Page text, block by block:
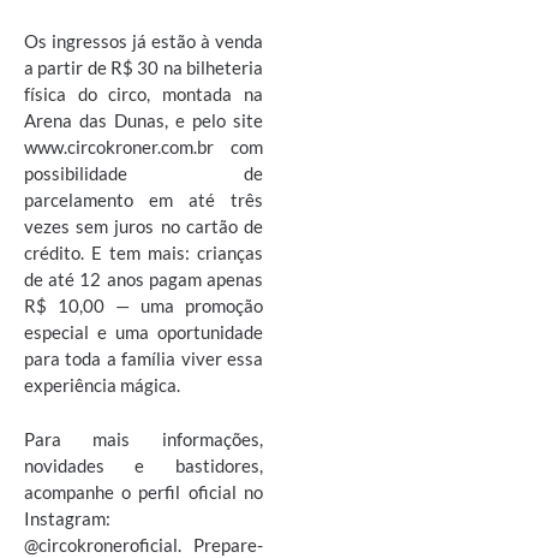
Os ingressos já estão à venda
a partir de R$ 30 na bilheteria
física do circo, montada na
Arena das Dunas, e pelo site
www.circokroner.com.br com
possibilidade de
parcelamento em até três
vezes sem juros no cartão de
crédito. E tem mais: crianças
de até 12 anos pagam apenas
R$ 10,00 — uma promoção
especial e uma oportunidade
para toda a família viver essa
experiência mágica.
Para mais informações,
novidades e bastidores,
acompanhe o perfil oficial no
Instagram:
@circokroneroficial. Prepare-